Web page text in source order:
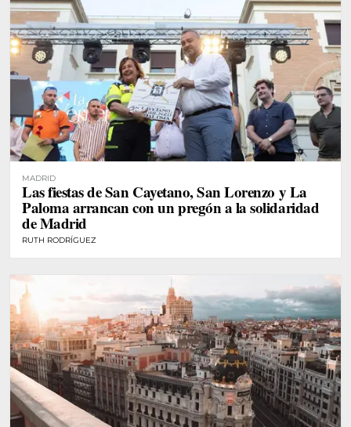
MADRID
Las fiestas de San Cayetano, San Lorenzo y La
Paloma arrancan con un pregón a la solidaridad
de Madrid
RUTH RODRÍGUEZ